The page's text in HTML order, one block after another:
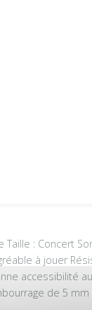
: Concert
à jouer
accessibilité
de 5